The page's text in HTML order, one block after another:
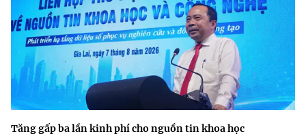
Tăng gấp ba lần kinh phí cho nguồn tin khoa học